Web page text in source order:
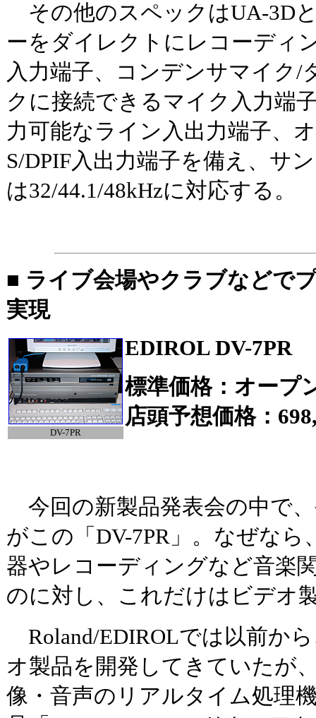
その他のスペックはUA-3D
ーをダイレクトにレコーディ
入力端子、コンデンサマイク/
クに接続できるマイク入力端
力可能なライン入出力端子、
S/DPIF入出力端子を備え、サ
は32/44.1/48kHzに対応する。
■ ライブ会場やクラブなどで
実現
DV-7PR
EDIROL DV-7PR
標準価格：オープ
店頭予想価格：
今回の新製品発表会の中で
がこの「DV-7PR」。なぜなら
器やレコーディングなど音楽
のに対し、これだけはビデオ
Roland/EDIROLでは以前か
オ製品を開発してきていたが
像・音声のリアルタイム処理